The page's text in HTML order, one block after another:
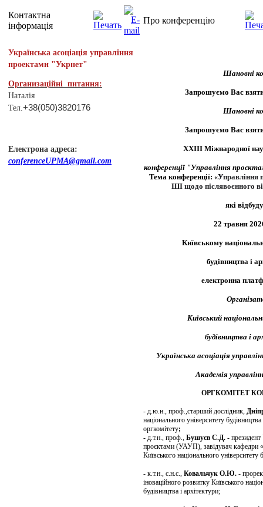
Контактна
інформація
Українська асоціація управління
проектами "Укрнет"
Организаційні питання:
Наталія
Тел.+38(050)3820176
Електрона адреса:
conferenceUPMA@gmail.com
Про конференцiю
Шановні
Запрошуємо Вас
Шановні
Запрошуємо Вас
XХІІІ Міжнародної
конференції "Управління
Тема конференції: «Управління
ШІ щодо післявоєнного
які
22 травня
Київському
будівництва і
електронна
Київський
будівництва і
Українська асоціація
Академія
ОРГКОМІТЕТ
- д.ю.н., проф.,старший дослідник,
національного університету
оргкомітету;
- д.т.н., проф., Бушуєв С.Д. - президент
проєктами (УАУП), завідувач кафедри
Київського національного університету
- к.т.н., с.н.с., Ковальчук О.Ю. -
іноваційного розвитку Київського
будівництва і архітектури;